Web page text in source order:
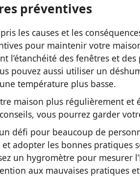
préventives
les causes et les
pour maintenir votre
l’étanchéité des fenêtres et
pouvez aussi utiliser un
température plus basse.
maison plus régulièrement
vous pourrez garder
défi pour beaucoup de
et adopter les bonnes pratiques
un hygromètre pour mesurer
aux mauvaises pratiques